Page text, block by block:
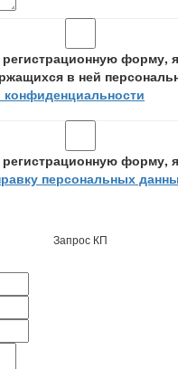
форму,
в ней
конфиденциальности
форму,
персональных
Запрос КП